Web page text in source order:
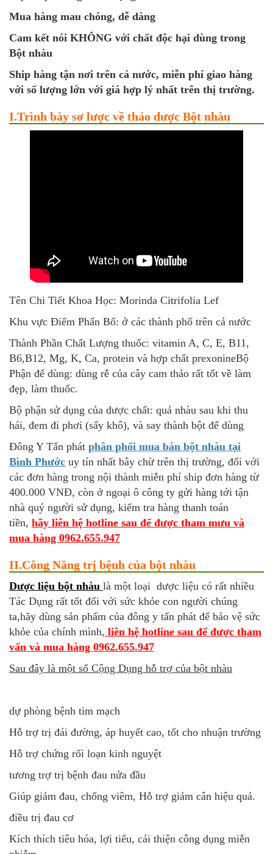
Mua hàng mau chóng, dễ dàng
Cam kết nói KHÔNG với chất độc hại dùng trong
Bột nhàu
Ship hàng tận nơi trên cả nước, miễn phí giao hàng
với số lượng lớn với giá hợp lý nhất trên thị trường.
I.Trình bày sơ lược về thảo dược Bột nhàu
Tên Chi Tiết Khoa Học: Morinda Citrifolia Lef
Khu vực Điểm Phấn Bố: ở các thành phố trên cả nước
Thành Phần Chất Lượng thuốc: vitamin A, C, E, B11,
B6,B12, Mg, K, Ca, protein và hợp chất prexonineBộ
Phận để dùng: dùng rễ của cây cam thảo rất tốt về làm
đẹp, làm thuốc.
Bộ phận sử dụng của dược chất: quả nhàu sau khi thu
hái, đem đi phơi (sấy khô), và say thành bột để dùng
Đông Y Tấn phát phân phối mua bán bột nhàu tại
Bình Phước uy tín nhất bây chừ trên thị trường, đối với
các đơn hàng trong nội thành miễn phí ship đơn hàng từ
400.000 VNĐ, còn ở ngoại ô công ty gửi hàng tới tận
nhà quý người sử dụng, kiểm tra hàng thanh toán
tiền, hãy liên hệ hotline sau để được tham mưu và
mua hàng 0962.655.947
II.Công Năng trị bệnh của bột nhàu
Dược liệu bột nhàu là một loại dược liệu có rất nhiều
Tác Dụng rất tốt đối với sức khỏe con người chúng
ta,hãy dùng sản phẩm của đông y tấn phát để bảo vệ sức
khỏe của chính mình, liên hệ hotline sau để được tham
vấn và mua hàng 0962.655.947
Sau đây là một số Cộng Dụng hỗ trợ của bột nhàu
dự phòng bệnh tim mạch
Hỗ trợ trị đái đường, áp huyết cao, tốt cho nhuận trường
Hỗ trợ chứng rối loạn kinh nguyệt
tương trợ trị bệnh đau nửa đầu
Giúp giảm đau, chống viêm, Hỗ trợ giảm cân hiệu quả.
điều trị đau cơ
Kích thích tiêu hóa, lợi tiểu, cải thiện công dụng miễn